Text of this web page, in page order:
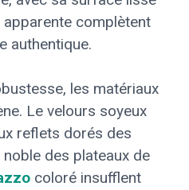
complètent
authentique.
les matériaux
Le velours soyeux
reflets dorés des
des plateaux de
coloré insufflent